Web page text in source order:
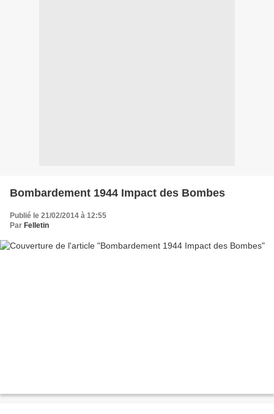
Bombardement 1944 Impact des Bombes
Publié le 21/02/2014 à 12:55
Par Felletin